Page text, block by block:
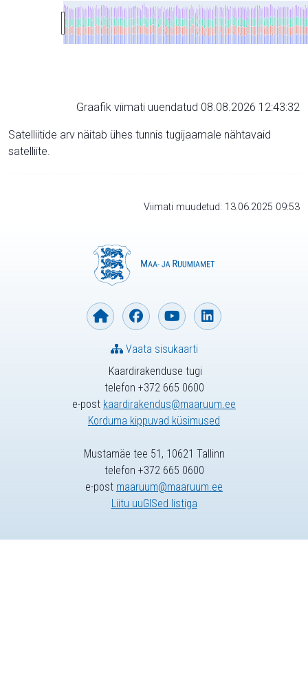
Graafik viimati uuendatud 08.08.2026 12:43:32
Satelliitide arv näitab ühes tunnis tugijaamale nähtavaid
satelliite.
Viimati muudetud: 13.06.2025 09:53
Kaardirakenduse tugi
telefon +372 665 0600
e-post kaardirakendus@maaruum.ee
Korduma kippuvad küsimused
Vaata sisukaarti
Mustamäe tee 51, 10621 Tallinn
telefon +372 665 0600
e-post maaruum@maaruum.ee
Liitu uuGISed listiga